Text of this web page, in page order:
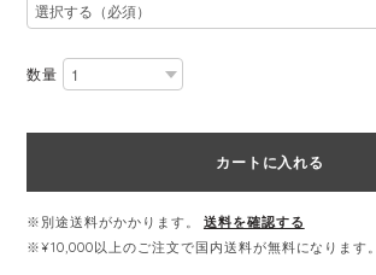
数量
カートに入れる
※別途送料がかかります。
送料を確認する
※¥10,000以上のご注文で国内送料が無料になります。